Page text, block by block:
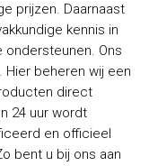
prijzen. Daarnaast
kennis in
ondersteunen. Ons
beheren wij een
direct
24 uur wordt
en officieel
bent u bij ons aan